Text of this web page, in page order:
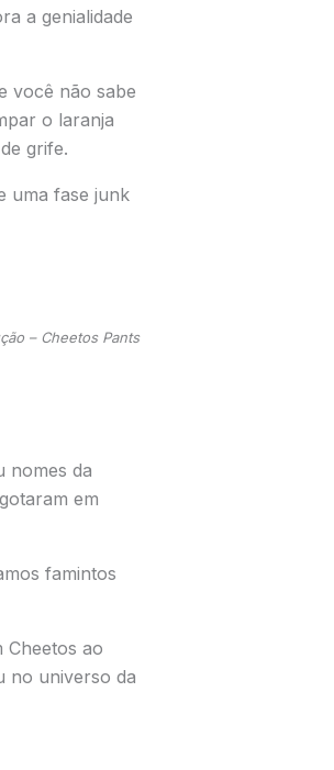
a genialidade
você não sabe
o laranja
grife.
uma fase junk
– Cheetos Pants
nomes da
em
famintos
Cheetos ao
no universo da